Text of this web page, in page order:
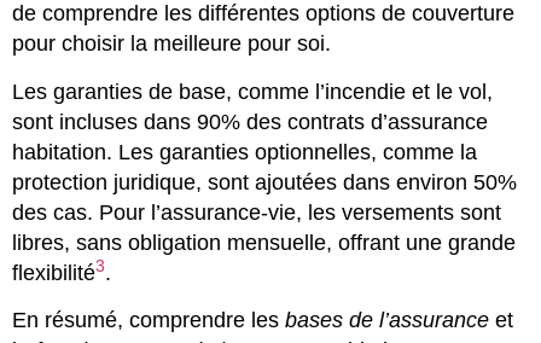
de comprendre les différentes options de couverture
pour choisir la meilleure pour soi.
Les garanties de base, comme l’incendie et le vol,
sont incluses dans 90% des contrats d’assurance
habitation. Les garanties optionnelles, comme la
protection juridique, sont ajoutées dans environ 50%
des cas. Pour l’assurance-vie, les versements sont
libres, sans obligation mensuelle, offrant une grande
flexibilité3.
En résumé, comprendre les bases de l’assurance et